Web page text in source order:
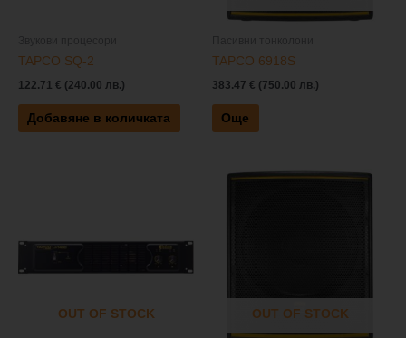
TAPCO SQ-2
122.71 € (240.00 лв.)
Добавяне в количката
TAPCO 6918S
383.47 € (750.00 лв.)
Още
OUT OF STOCK OUT OF STOCK